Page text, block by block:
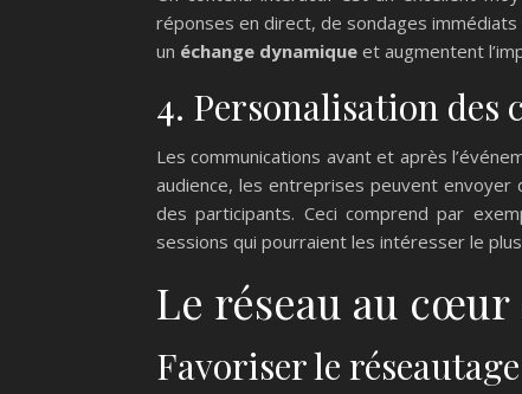
réponses en direct, de sondages
un échange dynamique et augmentent
4. Personalisation des
Les communications avant et après
audience, les entreprises peuvent
des participants. Ceci comprend par
sessions qui pourraient les intéresser le
Le réseau au cœur
Favoriser le